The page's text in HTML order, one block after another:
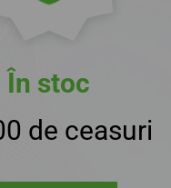
În stoc
de ceasuri